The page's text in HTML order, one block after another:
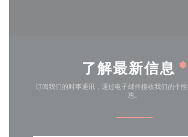
了解最新信息 *
订阅我们的时事通讯，通过电子邮件接收我们的个
惠。